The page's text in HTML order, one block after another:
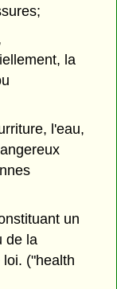
la
l'eau,
un
de la
("health